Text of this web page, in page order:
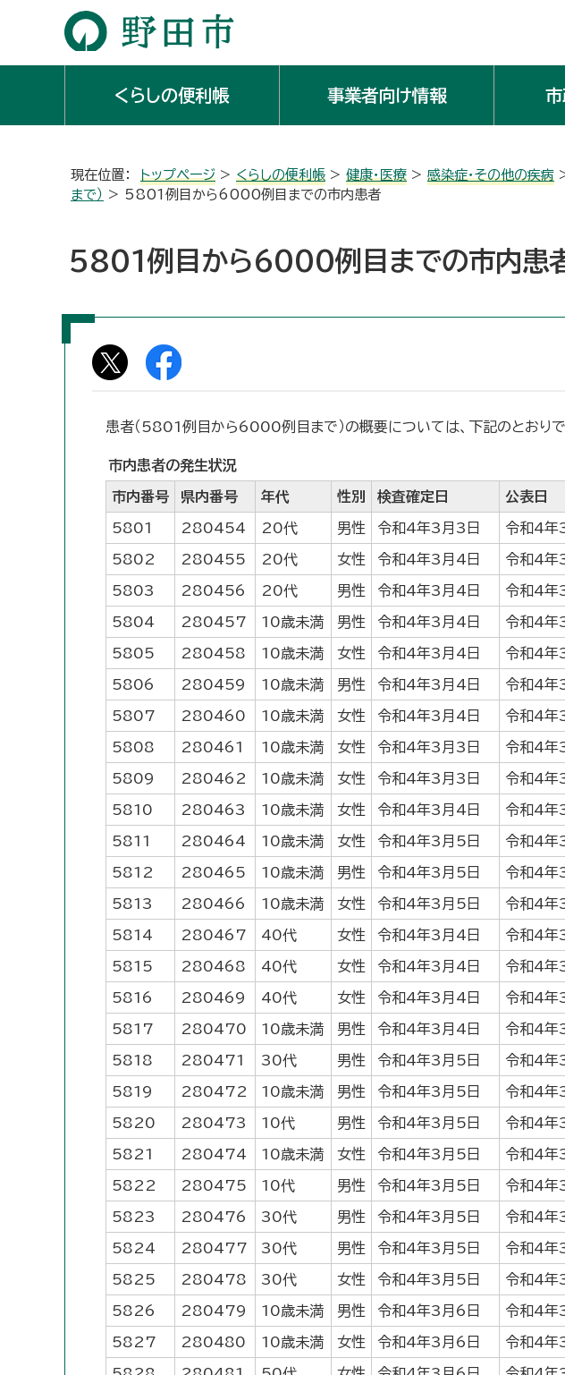
くらしの便利帳 事業者向け情報 市
現在位置： トップページ > くらしの便利帳 > 健康・医療 > 感染症・その他の疾病
まで） > 5801例目から6000例目までの市内患者
5801例目から6000例目までの市内患
患者（5801例目から6000例目まで）の概要については、下記のとおりで
市内患者の発生状況
市内番号 県内番号 年代 性別 検査確定日 公表日
5801 280454 20代 男性 令和4年3月3日 令和4年
5802 280455 20代 女性 令和4年3月4日 令和4年
5803 280456 20代 男性 令和4年3月4日 令和4年
5804 280457 10歳未満 男性 令和4年3月4日 令和4年
5805 280458 10歳未満 女性 令和4年3月4日 令和4年
5806 280459 10歳未満 男性 令和4年3月4日 令和4年
5807 280460 10歳未満 女性 令和4年3月4日 令和4年
5808 280461 10歳未満 女性 令和4年3月3日 令和4年
5809 280462 10歳未満 女性 令和4年3月3日 令和4年
5810 280463 10歳未満 女性 令和4年3月4日 令和4年
5811 280464 10歳未満 女性 令和4年3月5日 令和4年
5812 280465 10歳未満 男性 令和4年3月5日 令和4年
5813 280466 10歳未満 女性 令和4年3月5日 令和4年
5814 280467 40代 女性 令和4年3月4日 令和4年
5815 280468 40代 女性 令和4年3月4日 令和4年
5816 280469 40代 女性 令和4年3月4日 令和4年
5817 280470 10歳未満 男性 令和4年3月4日 令和4年
5818 280471 30代 男性 令和4年3月5日 令和4年
5819 280472 10歳未満 男性 令和4年3月5日 令和4年
5820 280473 10代 男性 令和4年3月5日 令和4年
5821 280474 10歳未満 女性 令和4年3月5日 令和4年
5822 280475 10代 男性 令和4年3月5日 令和4年
5823 280476 30代 男性 令和4年3月5日 令和4年
5824 280477 30代 男性 令和4年3月5日 令和4年
5825 280478 30代 女性 令和4年3月5日 令和4年
5826 280479 10歳未満 男性 令和4年3月6日 令和4年
5827 280480 10歳未満 女性 令和4年3月6日 令和4年